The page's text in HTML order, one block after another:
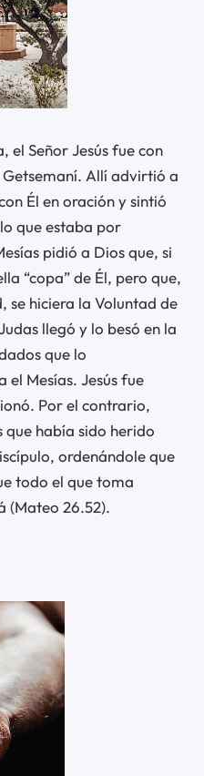
el Señor Jesús fue con
Getsemaní. Allí advirtió a
Él en oración y sintió
que estaba por
pidió a Dios que, si
“copa” de Él, pero que,
se hiciera la Voluntad de
llegó y lo besó en la
que lo
el Mesías. Jesús fue
Por el contrario,
que había sido herido
ordenándole que
todo el que toma
(Mateo 26.52).